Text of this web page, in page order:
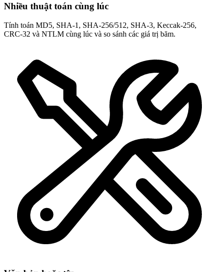
Nhiều thuật toán cùng lúc
Tính toán MD5, SHA-1, SHA-256/512, SHA-3, Keccak-256,
CRC-32 và NTLM cùng lúc và so sánh các giá trị băm.